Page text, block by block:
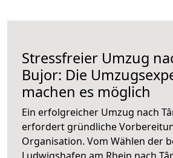
Stressfreier Umzug
Bujor: Die
machen es möglich
Ein erfolgreicher Umzug nach
erfordert gründliche
Organisation. Vom Wählen der